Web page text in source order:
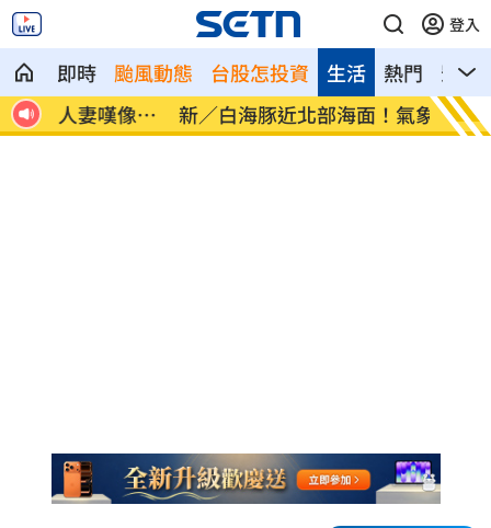
登入
即時 颱風動態 台股怎投資 熱門 影音
生活
台
新／白海豚近北部海面！氣象署發豪雨特
報
南電